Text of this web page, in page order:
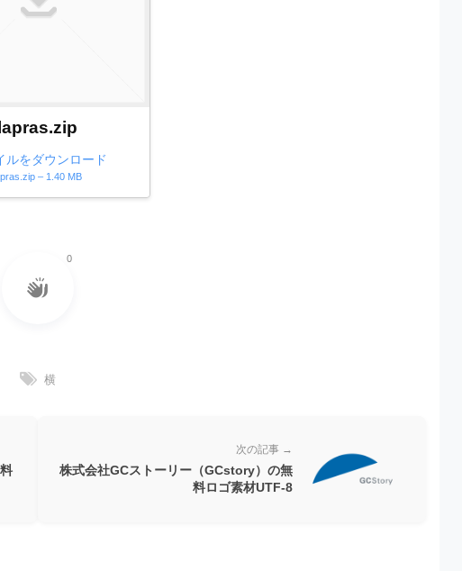
ルをダウンロード
– 1.40 MB
0
横
次の記事 →
株式会社GCストーリー（GCstory）の無
料ロゴ素材UTF-8